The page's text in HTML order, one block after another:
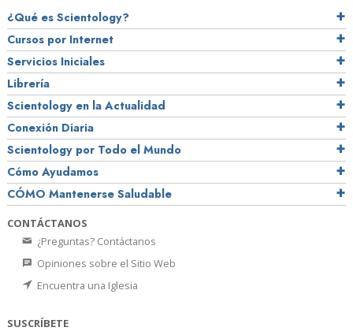
¿Qué es Scientology?
Cursos por Internet
Servicios Iniciales
Librería
Scientology en la Actualidad
Conexión Diaria
Scientology por Todo el Mundo
Cómo Ayudamos
CÓMO Mantenerse Saludable
CONTÁCTANOS
¿Preguntas? Contáctanos
Opiniones sobre el Sitio Web
Encuentra una Iglesia
SUSCRÍBETE